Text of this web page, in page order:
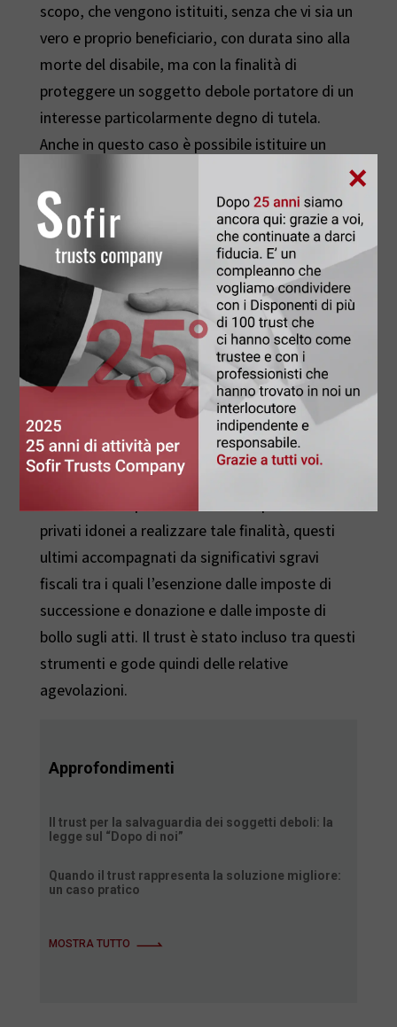
scopo, che vengono istituiti, senza che vi sia un
vero e proprio beneficiario, con durata sino alla
morte del disabile, ma con la finalità di
proteggere un soggetto debole portatore di un
interesse particolarmente degno di tutela.
Anche in questo caso è possibile istituire un
BENEFICI FISCALI NEI TRUST DI
SCOPO
LaLegge n. 112/2016 “Dopo di noi”, entrata
in vigore il 25 giugno 2016, è stata emanata per
favorire il benessere, la piena inclusione sociale
e l’autonomia delle persone con disabilità
grave. Il provvedimento trae ispirazione, in
particolare, dalla Convenzione Onu che prevede
espressamente il diritto del disabile a vivere
nella società con la stessa libertà di scelta che
spetta alle altre persone. Il legislatore ha
privati idonei a realizzare tale finalità, questi
ultimi accompagnati da significativi sgravi
fiscali tra i quali l’esenzione dalle imposte di
successione e donazione e dalle imposte di
bollo sugli atti. Il trust è stato incluso tra questi
strumenti e gode quindi delle relative
agevolazioni.
Approfondimenti
Il trust per la salvaguardia dei soggetti deboli: la
legge sul “Dopo di noi”
Quando il trust rappresenta la soluzione migliore:
un caso pratico
MOSTRA TUTTO
×